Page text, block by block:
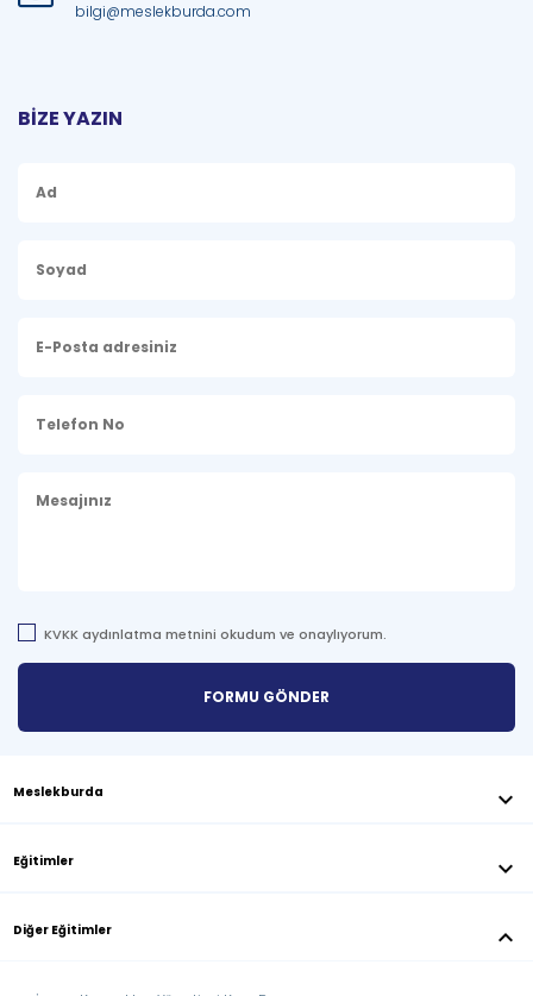
bilgi@meslekburda.com
BİZE YAZIN
KVKK aydınlatma metnini okudum ve onaylıyorum.
Meslekburda keyboard_arrow_down
Eğitimler keyboard_arrow_down
Diğer Eğitimler keyboard_arrow_down